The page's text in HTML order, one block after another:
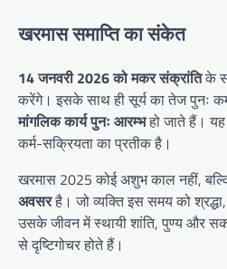
खरमास समाप्ति का संकेत
14 जनवरी 2026 को मकर संक्रांतिके
करेंगे। इसके साथ ही सूर्य का तेज पुनः
मांगलिक कार्य पुनः आरम्भहो जाते हैं।
कर्म-सक्रियता का प्रतीक है।
खरमास 2025 कोई अशुभ काल नहीं,
अवसरहै। जो व्यक्ति इस समय को
उसके जीवन में स्थायी शांति, पुण्य और
से दृष्टिगोचर होते हैं।